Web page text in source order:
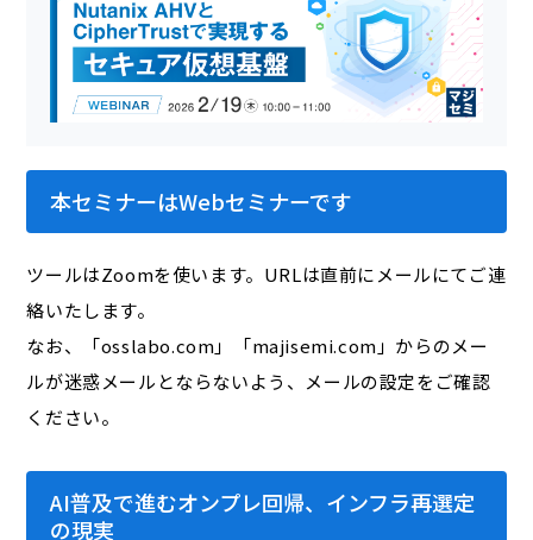
本セミナーはWebセミナーです
ツールはZoomを使います。URLは直前にメールにてご連
絡いたします。
なお、「osslabo.com」「majisemi.com」からのメー
ルが迷惑メールとならないよう、メールの設定をご確認
ください。
AI普及で進むオンプレ回帰、インフラ再選定
の現実